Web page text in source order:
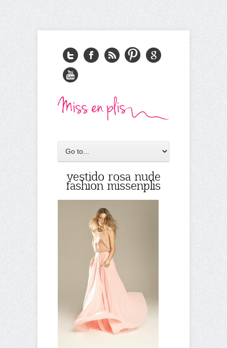
vestido rosa nude
fashion missenplis